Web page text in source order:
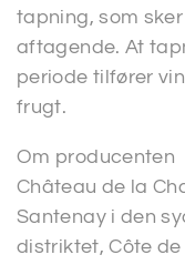
tapning, som
aftagende. At
periode tilfører
frugt.
Om producenten
Château de la
Santenay i den
distriktet, Côte